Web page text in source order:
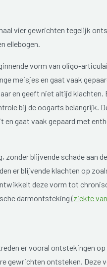
vier gewrichten tegelijk
ellebogen.
vorm van oligo-
meisjes en gaat vaak
en geeft niet altijd klachten.
bij de oogarts belangrijk.
en gaat vaak gepaard met
zonder blijvende schade aan
er blijvende klachten op
deze vorm tot
darmontsteking (ziekte
er vooral ontstekingen op
gewrichten ontsteken. Deze